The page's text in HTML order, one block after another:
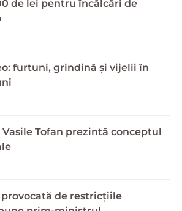
de lei pentru încălcări de
furtuni, grindină și vijelii în
Tofan prezintă conceptul
de restricțiile